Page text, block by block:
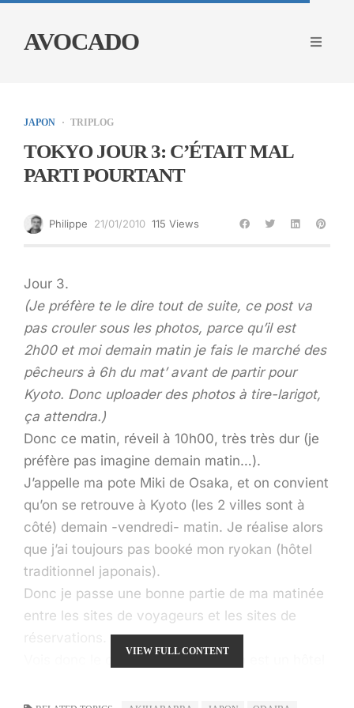
AVOCADO
JAPON TRIPLOG
TOKYO JOUR 3: C’ÉTAIT MAL
PARTI POURTANT
Philippe 21/01/2010 115 Views
Jour 3.
(Je préfère te le dire tout de suite, ce post va
pas crouler sous les photos, parce qu’il est
2h00 et moi demain matin je fais le marché des
pêcheurs à 6h du mat’ avant de partir pour
Kyoto. Donc uploader des photos à tire-larigot,
ça attendra.)
Donc ce matin, réveil à 10h00, très très dur (je
préfère pas imagine demain matin…).
J’appelle ma pote Miki de Osaka, et on convient
qu’on se retrouve à Kyoto (les 2 villes sont à
côté) demain -vendredi- matin. Je réalise alors
que j’ai toujours pas booké mon ryokan (hôtel
traditionnel japonais).
Donc je passe une bonne partie de ma matinée
entre les sites de voyageurs et les sites de
réservations.
donc qui ne parle pas anglais. D’ou la difficulté
VIEW FULL CONTENT